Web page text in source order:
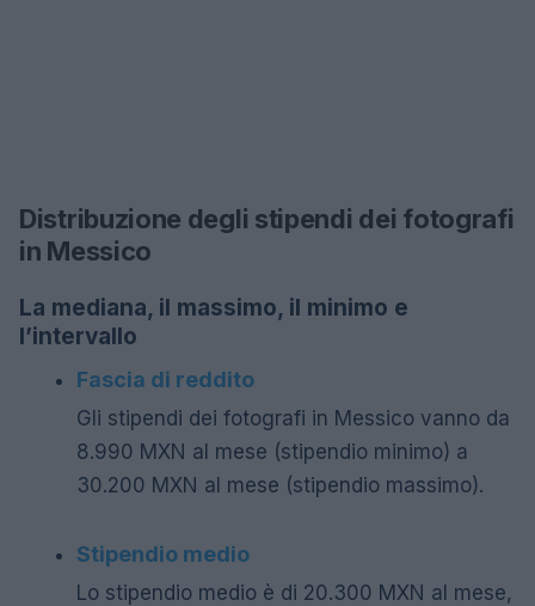
Distribuzione degli stipendi dei fotografi
in Messico
La mediana, il massimo, il minimo e
l’intervallo
Fascia di reddito
Gli stipendi dei fotografi in Messico vanno da
8.990 MXN al mese (stipendio minimo) a
30.200 MXN al mese (stipendio massimo).
Stipendio medio
Lo stipendio medio è di 20.300 MXN al mese,